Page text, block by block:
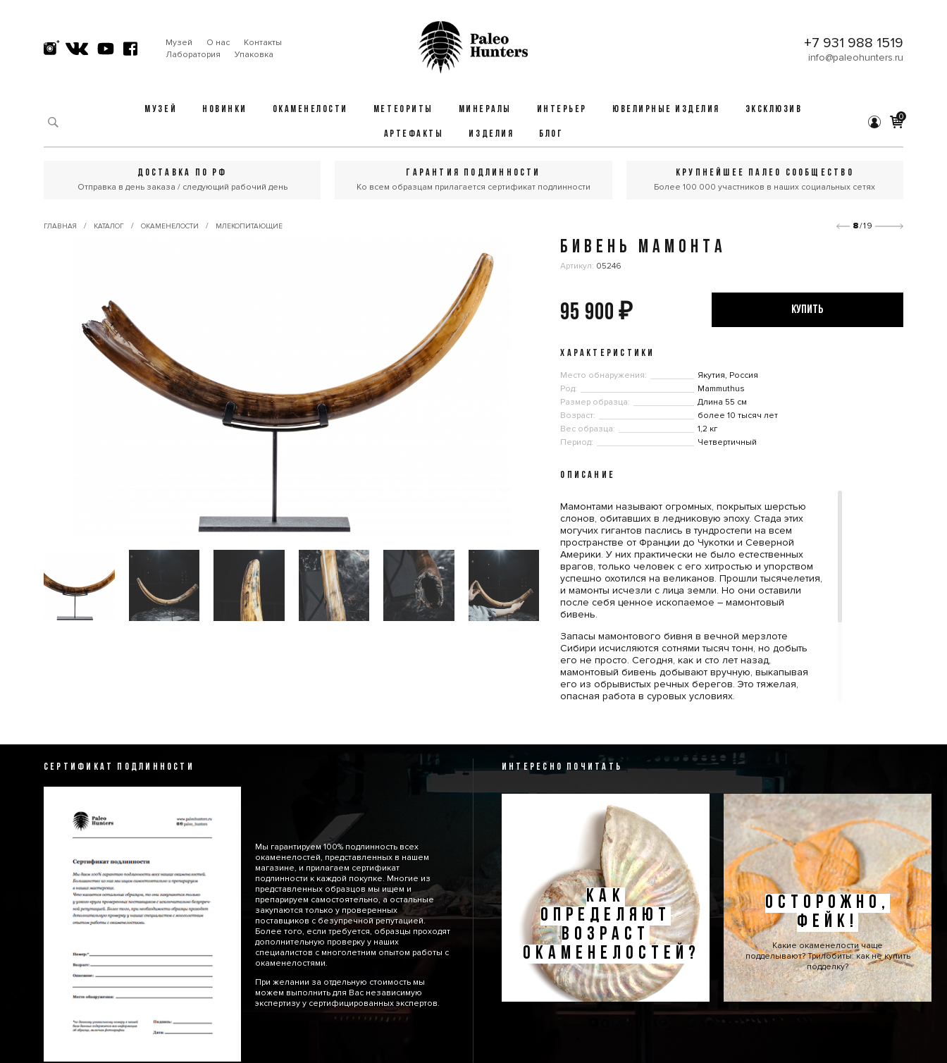
Музей О нас
Контакты
Лаборатория
Упаковка
+7 931 988 1519
info@paleohunters.ru
МУЗЕЙ НОВИНКИ ОКАМЕНЕЛОСТИ МЕТЕОРИТЫ МИНЕРАЛЫ ИНТЕРЬЕР ЮВЕЛИРНЫЕ ИЗДЕЛИЯ ЭКСКЛЮЗИВ
АРТЕФАКТЫ ИЗДЕЛИЯ БЛОГ
0
ДОСТАВКА ПО РФ
Отправка в день заказа / следующий рабочий день
ГАРАНТИЯ ПОДЛИННОСТИ
Ко всем образцам прилагается сертификат подлинности
КРУПНЕЙШЕЕ ПАЛЕО СООБЩЕСТВО
Более 100 000 участников в наших социальных сетях
ГЛАВНАЯ / КАТАЛОГ / ОКАМЕНЕЛОСТИ / МЛЕКОПИТАЮЩИЕ 8/19
БИВЕНЬ МАМОНТА
Артикул: 05246
95 900₽ КУПИТЬ
ХАРАКТЕРИСТИКИ
Место обнаружения:
Якутия, Россия
Род:
Mammuthus
Размер образца:
Длина 55 см
Возраст:
более 10 тысяч лет
Вес образца:
1,2 кг
Период:
Четвертичный
ОПИСАНИЕ
Мамонтами называют огромных, покрытых шерстью
слонов, обитавших в ледниковую эпоху. Стада этих
могучих гигантов паслись в тундростепи на всем
пространстве от Франции до Чукотки и Северной
Америки. У них практически не было естественных
врагов, только человек с его хитростью и упорством
успешно охотился на великанов. Прошли тысячелетия,
и мамонты исчезли с лица земли. Но они оставили
после себя ценное ископаемое – мамонтовый
бивень.
Запасы мамонтового бивня в вечной мерзлоте
Сибири исчисляются сотнями тысяч тонн, но добыть
его не просто. Сегодня, как и сто лет назад,
мамонтовый бивень добывают вручную, выкапывая
его из обрывистых речных берегов. Это тяжелая,
опасная работа в суровых условиях.
Вес крупных экземпляров может достигать ста
килограмм и более. Как правило, мамонтовая кость
используется как материал для декоративных
изделий. Из нее изготавливают шкатулки, статуэтки,
украшения, ей инкрустируют наградное оружие.
Целые, неповрежденные бивни ценны и сами по себе,
как экзотическое украшение для интерьера.
СЕРТИФИКАТ ПОДЛИННОСТИ
Мы гарантируем 100% подлинность всех
окаменелостей, представленных в нашем
магазине, и прилагаем сертификат
подлинности к каждой покупке. Многие из
представленных образцов мы ищем и
препарируем самостоятельно, а остальные
закупаются только у проверенных
поставщиков с безупречной репутацией.
Более того, если требуется, образцы проходят
дополнительную проверку у наших
специалистов с многолетним опытом работы с
окаменелостями.
При желании за отдельную стоимость мы
можем выполнить для Вас независимую
экспертизу у сертифицированных экспертов.
ИНТЕРЕСНО ПОЧИТАТЬ
КАК
ОПРЕДЕЛЯЮТ
ВОЗРАСТ
ОКАМЕНЕЛОСТЕЙ?
ОСТОРОЖНО,
ФЕЙК!
Какие окаменелости чаще
подделывают? Трилобиты: как не купить
подделку?